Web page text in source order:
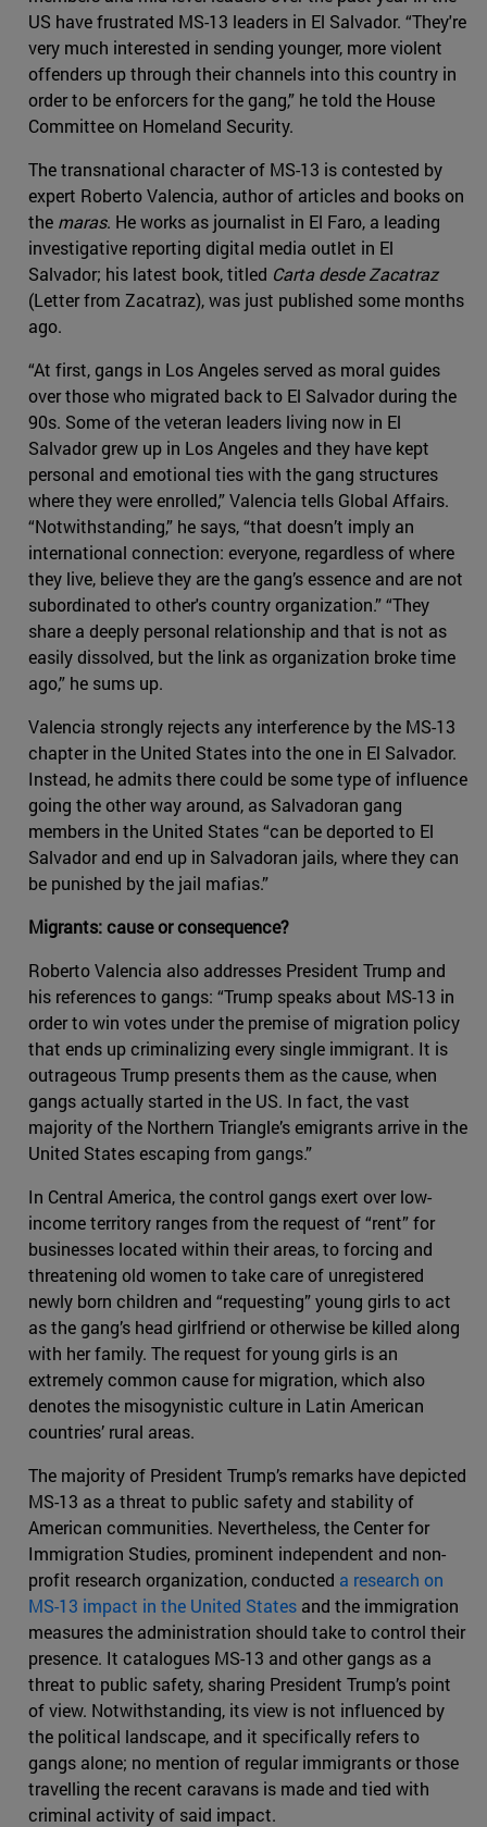
US have frustrated MS-13 leaders in El Salvador. “They're
very much interested in sending younger, more violent
offenders up through their channels into this country in
order to be enforcers for the gang,” he told the House
Committee on Homeland Security.
The transnational character of MS-13 is contested by
expert Roberto Valencia, author of articles and books on
the maras. He works as journalist in El Faro, a leading
investigative reporting digital media outlet in El
Salvador; his latest book, titled Carta desde Zacatraz
(Letter from Zacatraz), was just published some months
ago.
“At first, gangs in Los Angeles served as moral guides
over those who migrated back to El Salvador during the
90s. Some of the veteran leaders living now in El
Salvador grew up in Los Angeles and they have kept
personal and emotional ties with the gang structures
where they were enrolled,” Valencia tells Global Affairs.
“Notwithstanding,” he says, “that doesn’t imply an
international connection: everyone, regardless of where
they live, believe they are the gang’s essence and are not
subordinated to other's country organization.” “They
share a deeply personal relationship and that is not as
easily dissolved, but the link as organization broke time
ago,” he sums up.
Valencia strongly rejects any interference by the MS-13
chapter in the United States into the one in El Salvador.
Instead, he admits there could be some type of influence
going the other way around, as Salvadoran gang
members in the United States “can be deported to El
Salvador and end up in Salvadoran jails, where they can
be punished by the jail mafias.”
Migrants: cause or consequence?
Roberto Valencia also addresses President Trump and
his references to gangs: “Trump speaks about MS-13 in
order to win votes under the premise of migration policy
that ends up criminalizing every single immigrant. It is
outrageous Trump presents them as the cause, when
gangs actually started in the US. In fact, the vast
majority of the Northern Triangle’s emigrants arrive in the
United States escaping from gangs.”
In Central America, the control gangs exert over low-
income territory ranges from the request of “rent” for
businesses located within their areas, to forcing and
threatening old women to take care of unregistered
newly born children and “requesting” young girls to act
as the gang’s head girlfriend or otherwise be killed along
with her family. The request for young girls is an
extremely common cause for migration, which also
denotes the misogynistic culture in Latin American
countries’ rural areas.
The majority of President Trump’s remarks have depicted
MS-13 as a threat to public safety and stability of
American communities. Nevertheless, the Center for
Immigration Studies, prominent independent and non-
profit research organization, conducted a research on
MS-13 impact in the United States and the immigration
measures the administration should take to control their
presence. It catalogues MS-13 and other gangs as a
threat to public safety, sharing President Trump’s point
of view. Notwithstanding, its view is not influenced by
the political landscape, and it specifically refers to
gangs alone; no mention of regular immigrants or those
travelling the recent caravans is made and tied with
criminal activity of said impact.